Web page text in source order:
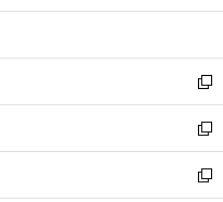
開
ウ
開
く
ン
ウ
で
開
く
ウ
ン
ド
ウ
で
開
く
新
し
い
ウ
ィ
新
し
い
新